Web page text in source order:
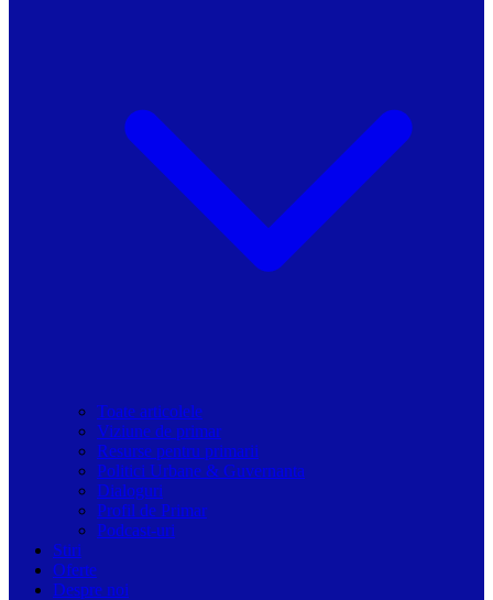
Toate articolele
Viziune de primar
Resurse pentru primarii
Politici Urbane & Guvernanta
Dialoguri
Profil de Primar
Podcast-uri
Stiri
Oferte
Despre noi